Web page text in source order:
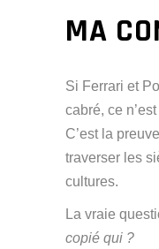
MA
Si Ferrari et
cabré, ce
C’est la
traverser les
cultures.
La vraie
copié qui ?